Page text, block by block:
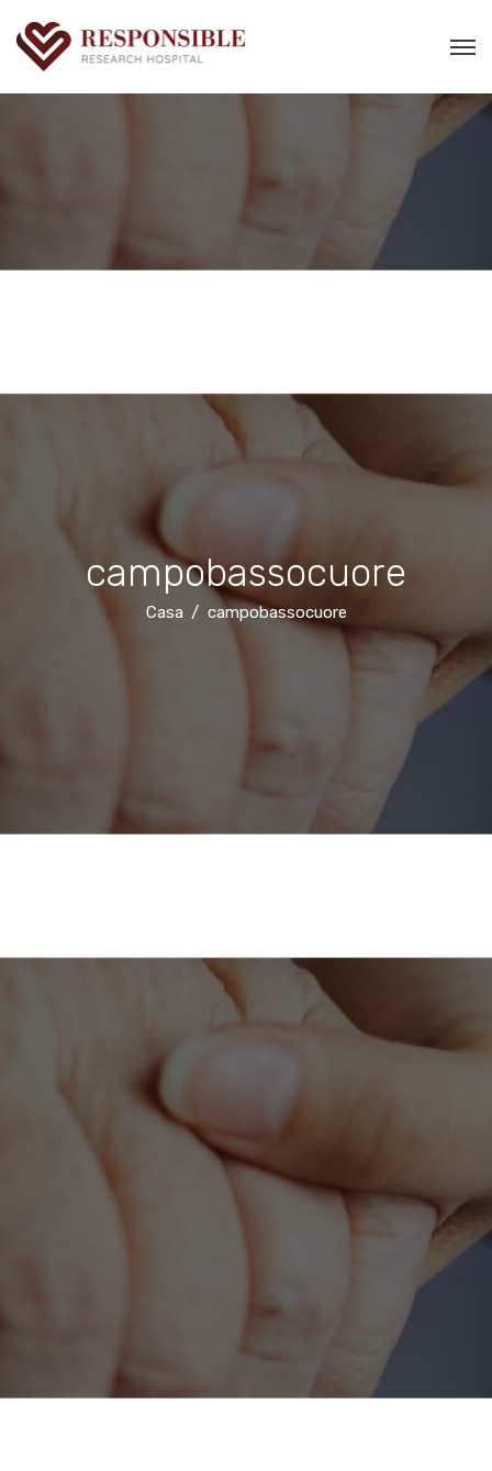
campobassocuore
Casa campobassocuore